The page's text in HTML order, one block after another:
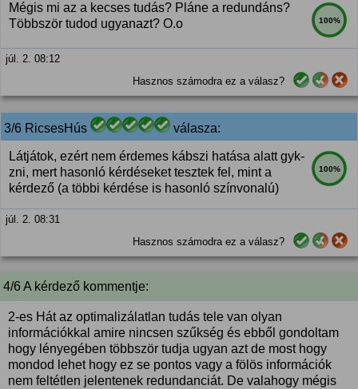
100%
Mégis mi az a kecses tudás? Pláne a redundáns?
Többször tudod ugyanazt? O.o
júl. 2. 08:12
Hasznos számodra ez a válasz?
3/6 RicsesHús válasza:
100%
Látjátok, ezért nem érdemes kábszi hatása alatt gyk-
zni, mert hasonló kérdéseket tesztek fel, mint a
kérdező (a többi kérdése is hasonló színvonalú)
júl. 2. 08:31
Hasznos számodra ez a válasz?
4/6 A kérdező kommentje:
2-es Hát az optimalizálatlan tudás tele van olyan
információkkal amire nincsen szűkség és ebből gondoltam
hogy lényegében többször tudja ugyan azt de most hogy
mondod lehet hogy ez se pontos vagy a fölös információk
nem feltétlen jelentenek redundanciát. De valahogy mégis